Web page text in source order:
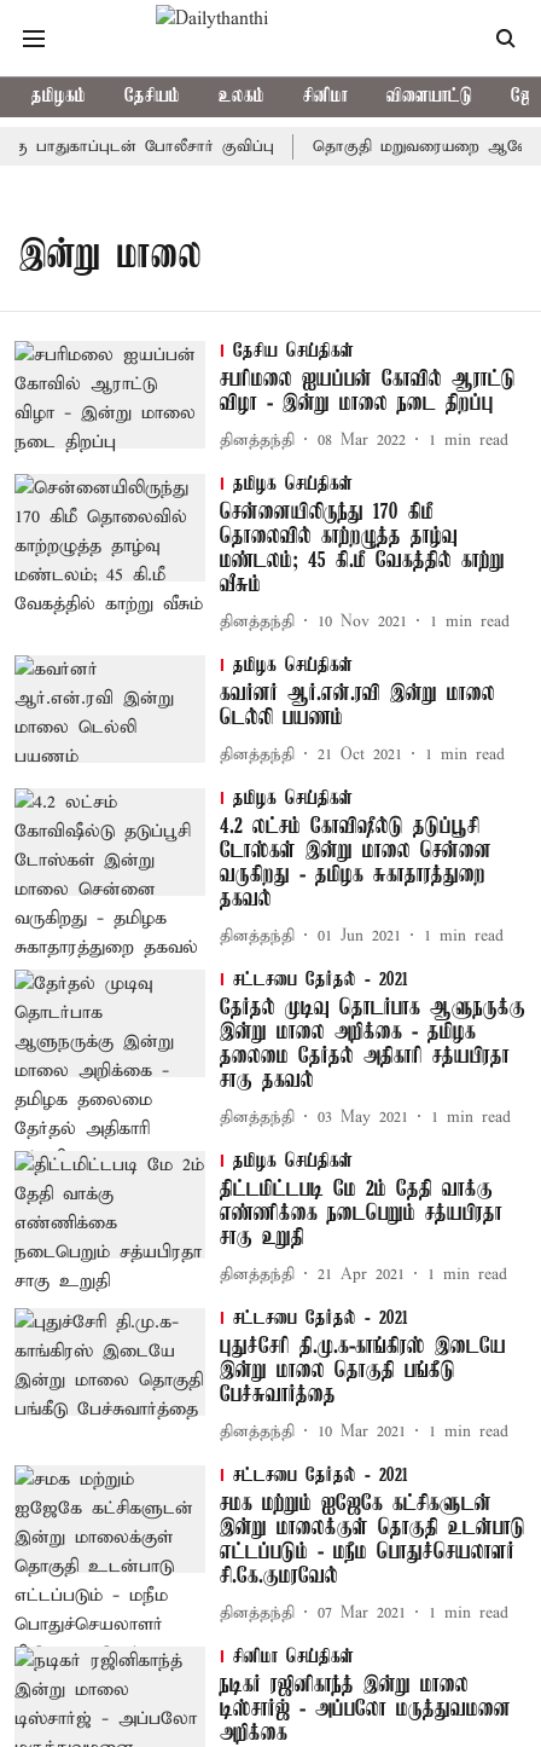
தமிழகம் தேசியம் உலகம் சினிமா விளையாட்டு
போலீசார் குவிப்பு தொகுதி மறுவரையறை
இன்று மாலை
தேசிய செய்திகள்
சபரிமலை ஐயப்பன் கோவில் ஆராட்டு
விழா - இன்று மாலை நடை திறப்பு
தினத்தந்தி 08 Mar 2022 1 min read
தமிழக செய்திகள்
சென்னையிலிருந்து 170 கிமீ
தொலைவில் காற்றழுத்த தாழ்வு
மண்டலம்; 45 கி.மீ வேகத்தில் காற்று
வீசும்
தினத்தந்தி 10 Nov 2021 1 min read
தமிழக செய்திகள்
கவர்னர் ஆர்.என்.ரவி இன்று மாலை
டெல்லி பயணம்
தினத்தந்தி 21 Oct 2021 1 min read
தமிழக செய்திகள்
4.2 லட்சம் கோவிஷீல்டு தடுப்பூசி
டோஸ்கள் இன்று மாலை சென்னை
வருகிறது - தமிழக சுகாதாரத்துறை
தகவல்
தினத்தந்தி 01 Jun 2021 1 min read
சட்டசபை தேர்தல் - 2021
தேர்தல் முடிவு தொடர்பாக ஆளுநருக்கு
இன்று மாலை அறிக்கை - தமிழக
தலைமை தேர்தல் அதிகாரி சத்யபிரதா
சாகு தகவல்
தினத்தந்தி 03 May 2021 1 min read
தமிழக செய்திகள்
திட்டமிட்டபடி மே 2ம் தேதி வாக்கு
எண்ணிக்கை நடைபெறும் சத்யபிரதா
சாகு உறுதி
தினத்தந்தி 21 Apr 2021 1 min read
சட்டசபை தேர்தல் - 2021
புதுச்சேரி தி.மு.க-காங்கிரஸ் இடையே
இன்று மாலை தொகுதி பங்கீடு
பேச்சுவார்த்தை
தினத்தந்தி 10 Mar 2021 1 min read
சட்டசபை தேர்தல் - 2021
சமக மற்றும் ஐஜேகே கட்சிகளுடன்
இன்று மாலைக்குள் தொகுதி உடன்பாடு
எட்டப்படும் - மநீம பொதுச்செயலாளர்
சி.கே.குமரவேல்
தினத்தந்தி 07 Mar 2021 1 min read
சினிமா செய்திகள்
நடிகர் ரஜினிகாந்த் இன்று மாலை
டிஸ்சார்ஜ் - அப்பலோ மருத்துவமனை
அறிக்கை